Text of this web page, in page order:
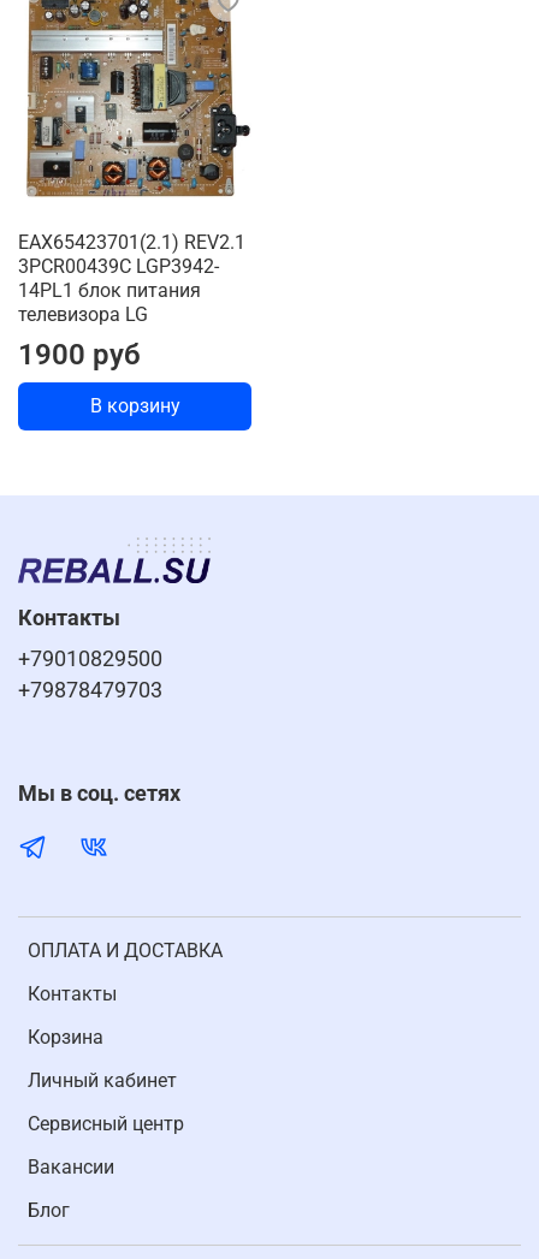
EAX65423701(2.1) REV2.1
3PCR00439C LGP3942-
14PL1 блок питания
телевизора LG
1900 руб
В корзину
ОПЛАТА И ДОСТАВКА
Контакты
Корзина
Личный кабинет
Cервисный центр
Вакансии
Блог
Контакты
+79010829500
+79878479703
Мы в соц. сетях